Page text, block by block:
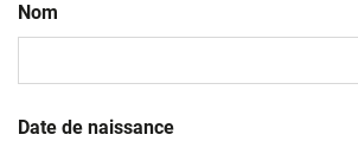
Nom
Date de naissance